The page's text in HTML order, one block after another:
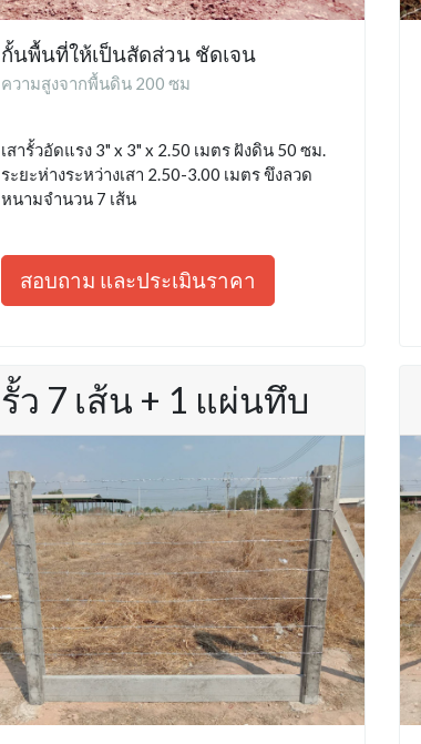
กั้นพื้นที่ให้เป็นสัดส่วน ชัดเจน
ความสูงจากพื้นดิน 200 ซม
เสารั้วอัดแรง 3" x 3" x 2.50 เมตร ฝังดิน 50 ซม.
ระยะห่างระหว่างเสา 2.50-3.00 เมตร ขึงลวด
หนามจำนวน 7 เส้น
สอบถาม และประเมินราคา
รั้ว 7 เส้น + 1 แผ่นทึบ